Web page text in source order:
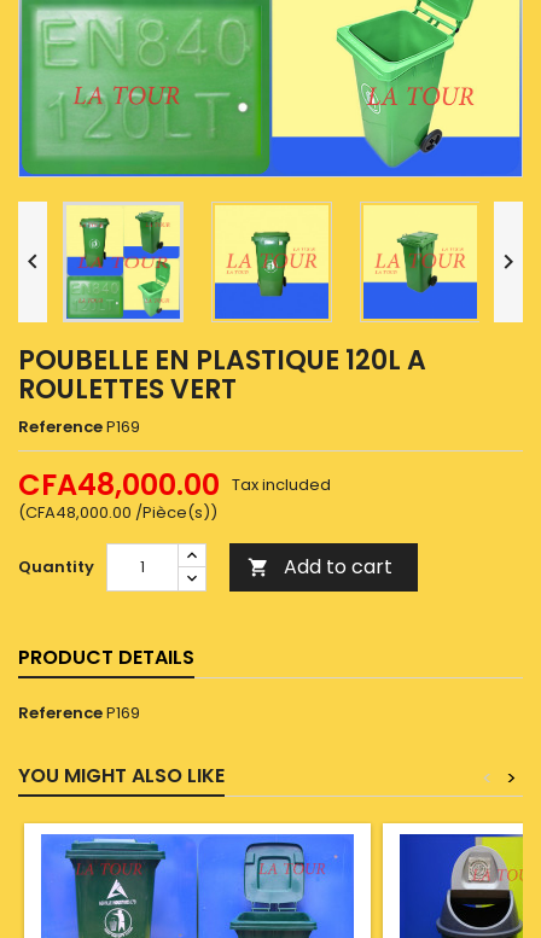
 
POUBELLE EN PLASTIQUE 120L A
ROULETTES VERT
ReferenceP169
CFA48,000.00
(CFA48,000.00 /Pièce(s))
Tax included
Quantity  Add to cart
PRODUCT DETAILS
ReferenceP169
YOU MIGHT ALSO LIKE >
<